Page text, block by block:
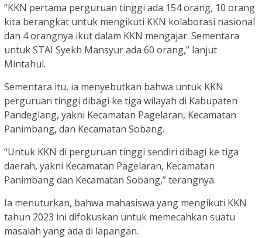
“KKN pertama perguruan tinggi ada 154 orang, 10 orang
kita berangkat untuk mengikuti KKN kolaborasi nasional
dan 4 orangnya ikut dalam KKN mengajar. Sementara
untuk STAI Syekh Mansyur ada 60 orang,” lanjut
Mintahul.
Sementara itu, ia menyebutkan bahwa untuk KKN
perguruan tinggi dibagi ke tiga wilayah di Kabupaten
Pandeglang, yakni Kecamatan Pagelaran, Kecamatan
Panimbang, dan Kecamatan Sobang.
“Untuk KKN di perguruan tinggi sendiri dibagi ke tiga
daerah, yakni Kecamatan Pagelaran, Kecamatan
Panimbang dan Kecamatan Sobang,” terangnya.
Ia menuturkan, bahwa mahasiswa yang mengikuti KKN
tahun 2023 ini difokuskan untuk memecahkan suatu
masalah yang ada di lapangan.